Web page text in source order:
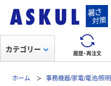
履歴・再注文
カテゴリー
ホーム 事務機器/家電/電池/照明